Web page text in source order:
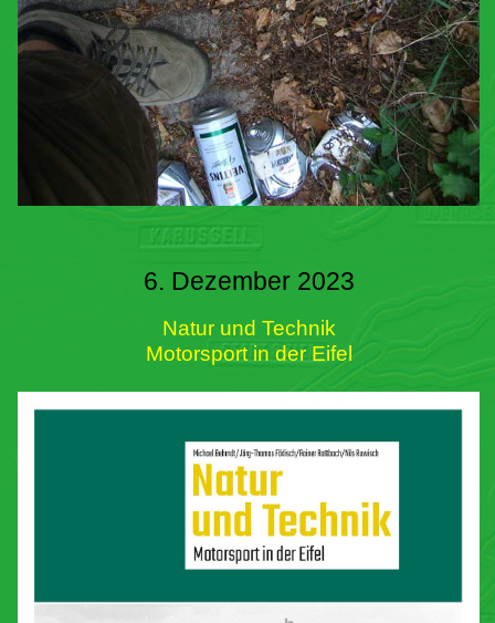
6. Dezember 2023
Natur und Technik
Motorsport in der Eifel